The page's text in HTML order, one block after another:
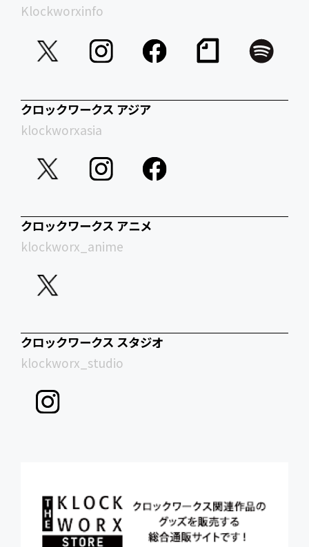
Klockworxinfo
クロックワークス アジア
klockworxasia
クロックワークス アニメ
klockworx_anime
クロックワークス スタジオ
klockworx_studio